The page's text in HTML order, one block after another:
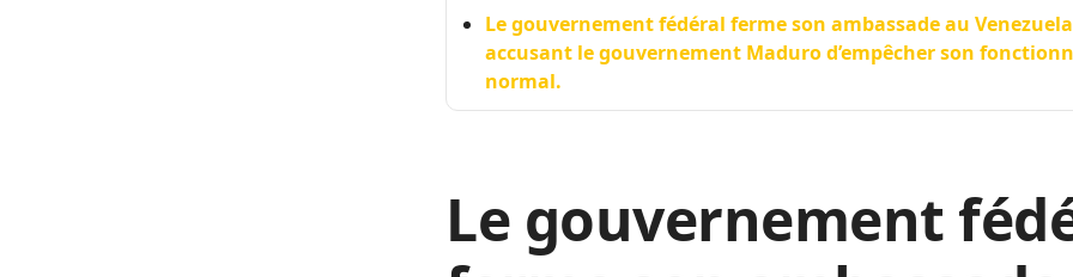
Le gouvernement fédéral ferme son ambassade au
accusant le gouvernement Maduro d’empêcher son
normal.
Le gouvernement